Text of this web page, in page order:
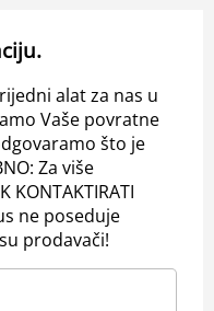
alat za nas u
Vaše povratne
što je
Za više
KONTAKTIRATI
ne poseduje
prodavači!